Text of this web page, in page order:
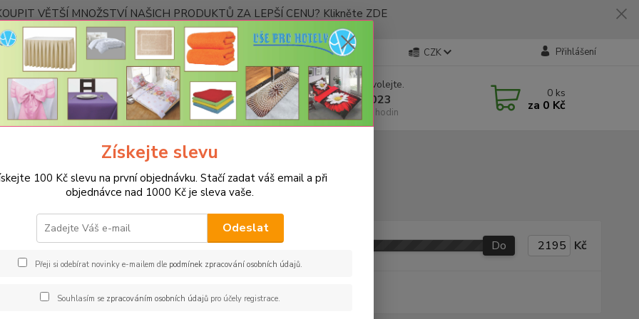
VĚTŠÍ MNOŽSTVÍ NAŠICH PRODUKTŮ ZA LEPŠÍ CENU? Klikněte ZDE
Kontakty CZK Přihlášení
Hledat
Nevíte si rady? Zavolejte.
+420 773 794 023
Pondělí-pátek 9-16 hodin
0 ks
za 0 Kč
RAUTOVÉ SUKNĚ RODOS Rautová sukně Rodos 73x400cm
sukně Rodos 73x400cm
Kč Od Do Kč
Novinka Akce Doprava ZDARMA
Získejte slevu
100 Kč slevu na první objednávku. Stačí zadat váš email a při
objednávce nad 1000 Kč je sleva vaše.
Odeslat
Přeji si odebírat novinky e-mailem dle podmínek zpracování osobních údajů.
Souhlasím se zpracováním osobních údajůpro účely registrace.